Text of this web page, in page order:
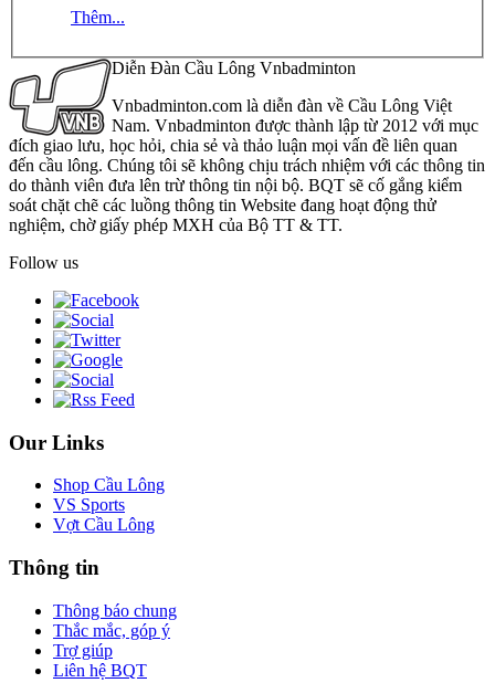
Thêm...
Diễn Đàn Cầu Lông Vnbadminton
Vnbadminton.com là diễn đàn về Cầu Lông Việt
Nam. Vnbadminton được thành lập từ 2012 với mục
đích giao lưu, học hỏi, chia sẻ và thảo luận mọi vấn đề liên quan
đến cầu lông. Chúng tôi sẽ không chịu trách nhiệm với các thông tin
do thành viên đưa lên trừ thông tin nội bộ. BQT sẽ cố gắng kiểm
soát chặt chẽ các luồng thông tin Website đang hoạt động thử
nghiệm, chờ giấy phép MXH của Bộ TT & TT.
Follow us
Our Links
Shop Cầu Lông
VS Sports
Vợt Cầu Lông
Thông tin
Thông báo chung
Thắc mắc, góp ý
Trợ giúp
Liên hệ BQT